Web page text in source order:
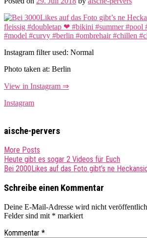
Instagram filter used: Normal
Photo taken at: Berlin
View in Instagram ⇒
Instagram
aische-pervers
More Posts
Post
navigation
Heute gibt es sogar 2 Videos für Euch
Bei 2000Likes auf das Foto gibt’s ne
Schreibe einen Kommentar
Deine E-Mail-Adresse wird nicht
Felder sind mit * markiert
Kommentar *